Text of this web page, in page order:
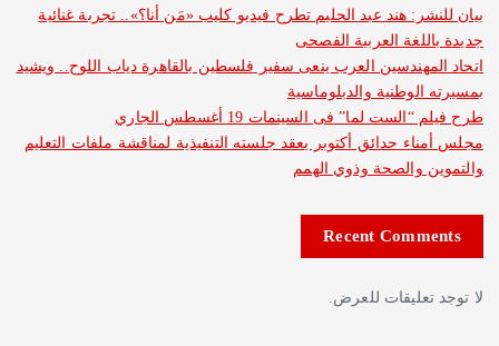
هند عبد الحليم تطرح فيديو كليب «مَن أنا؟».. تجربة غنائية
العربية الفصحى
العرب ينعى سفير فلسطين بالقاهرة دياب اللوح.. ويشيد
والدبلوماسية
لما” فى السينمات 19 أغسطس الجاري
حدائق أكتوبر يعقد جلسته التنفيذية لمناقشة ملفات التعليم
والصحة وذوي الهمم
Recent
للعرض.